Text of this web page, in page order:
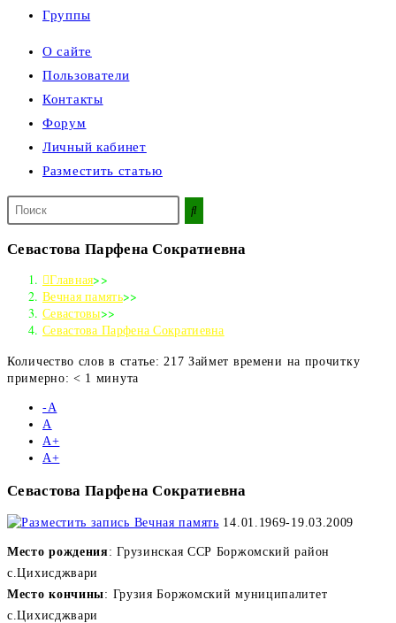
Группы
О сайте
Пользователи
Контакты
Форум
Личный кабинет
Разместить статью
Поиск
на
Севастова Парфена Сократиевна
Главная>>
Вечная память>>
Севастовы>>
Севастова Парфена Сократиевна
Количество слов в статье: 217 Займет времени на прочитку
примерно: < 1 минута
-А
А
А+
А+
Севастова Парфена Сократиевна
14.01.1969-19.03.2009
Место рождения:Грузинская ССР Боржомский район
с.Цихисджвари
Место кончины: Грузия Боржомский муниципалитет
с.Цихисджвари